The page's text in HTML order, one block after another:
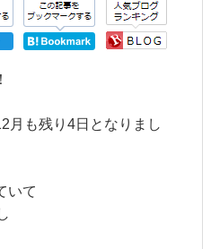
月も残り4日となりまし
いて